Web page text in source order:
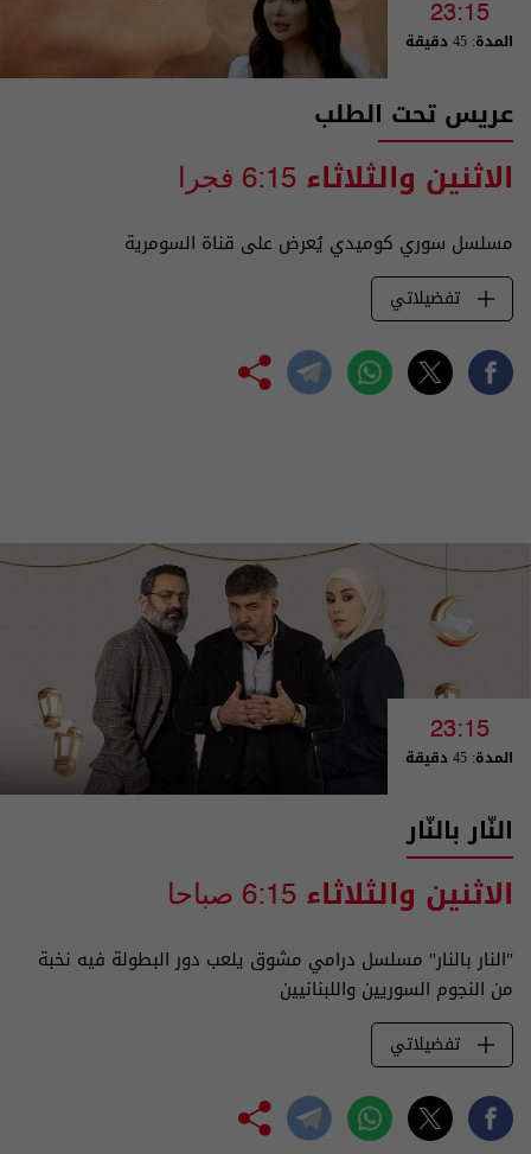
23:15
المدة: 45 دقيقة
عريس تحت الطلب
الاثنين والثلاثاء 6:15 فجرا
مسلسل سوري كوميدي يُعرض على قناة السومرية
تفضيلاتي
23:15
المدة: 45 دقيقة
النّار بالنّار
الاثنين والثلاثاء 6:15 صباحا
"النار بالنار" مسلسل درامي مشوق يلعب دور البطولة فيه نخبة
من النجوم السوريين واللبنانيين
تفضيلاتي